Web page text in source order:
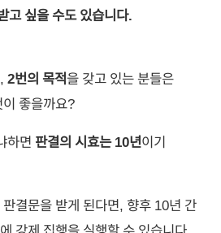
고 싶을 수도 있습니다.
2번의 목적을 갖고 있는 분들은
좋을까요?
하면 판결의 시효는 10년이기
결문을 받게 된다면, 향후 10년 간